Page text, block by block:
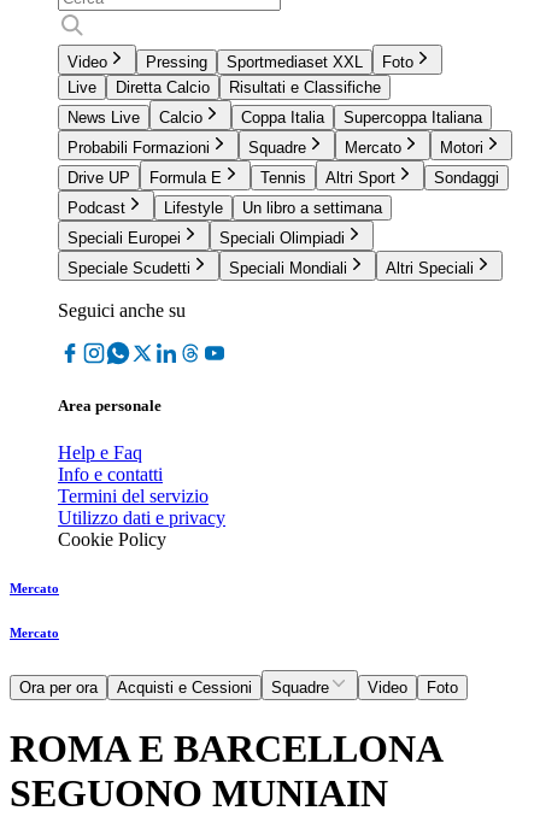
Video Pressing Sportmediaset XXL
Foto
Live
Diretta Calcio
Risultati e Classifiche
News Live
Calcio Coppa Italia
Supercoppa Italiana
Probabili Formazioni
Squadre Mercato
Motori
Drive UP
Formula E Tennis Altri Sport
Sondaggi
Podcast
Lifestyle
Un libro a settimana
Speciali Europei
Speciali Olimpiadi
Speciale Scudetti
Speciali Mondiali Altri Speciali
Seguici anche su
Area personale
Help e Faq
Info e contatti
Termini del servizio
Utilizzo dati e privacy
Cookie Policy
Mercato
Mercato
Ora per ora Acquisti e Cessioni Squadre Video Foto
ROMA E BARCELLONA
SEGUONO MUNIAIN